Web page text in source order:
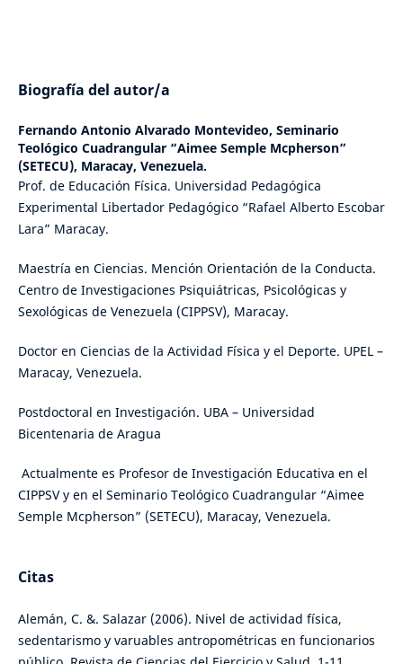
Biografía del autor/a
Fernando Antonio Alvarado Montevideo, Seminario
Teológico Cuadrangular “Aimee Semple Mcpherson”
(SETECU), Maracay, Venezuela.
Prof. de Educación Física. Universidad Pedagógica
Experimental Libertador Pedagógico “Rafael Alberto Escobar
Lara” Maracay.
Maestría en Ciencias. Mención Orientación de la Conducta.
Centro de Investigaciones Psiquiátricas, Psicológicas y
Sexológicas de Venezuela (CIPPSV), Maracay.
Doctor en Ciencias de la Actividad Física y el Deporte. UPEL –
Maracay, Venezuela.
Postdoctoral en Investigación. UBA – Universidad
Bicentenaria de Aragua
Actualmente es Profesor de Investigación Educativa en el
CIPPSV y en el Seminario Teológico Cuadrangular “Aimee
Semple Mcpherson” (SETECU), Maracay, Venezuela.
Citas
Alemán, C. &. Salazar (2006). Nivel de actividad física,
sedentarismo y varuables antropométricas en funcionarios